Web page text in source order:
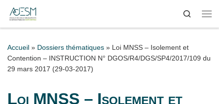
Passer au contenu
Search
Accueil » Dossiers thématiques » Loi MNSS – Isolement et
Contention – INSTRUCTION N° DGOS/R4/DGS/SP4/2017/109 du
29 mars 2017 (29-03-2017)
Loi MNSS – Isolement et